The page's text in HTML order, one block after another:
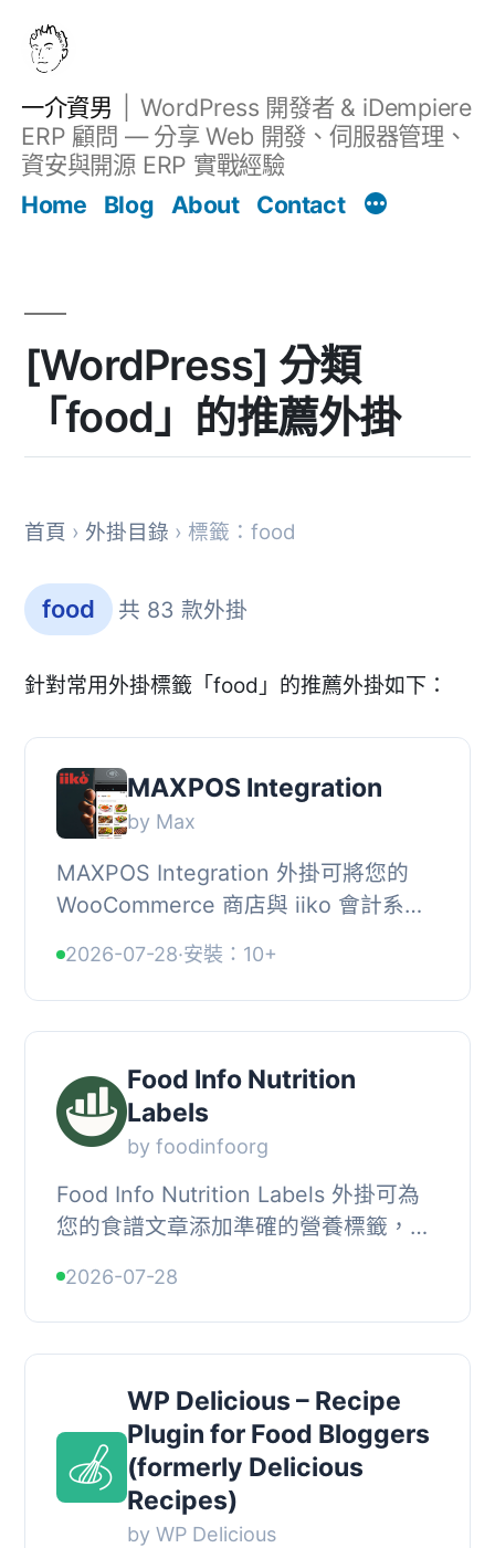
一介資男
WordPress 開發者 & iDempiere
ERP 顧問 — 分享 Web 開發、伺服器管理、
資安與開源 ERP 實戰經驗
Home
Blog About Contact
[WordPress] 分類
「food」的推薦外掛
首頁 › 外掛目錄 › 標籤：food
food 共 83 款外掛
針對常用外掛標籤「food」的推薦外掛如下：
MAXPOS Integration
by Max
MAXPOS Integration 外掛可將您的
WooCommerce 商店與 iiko 會計系統
送至餐廳 POS 系統，提升訂單處理效
率。, , 【主要功...
2026-07-28·安裝：10+
Food Info Nutrition
Labels
by foodinfoorg
Food Info Nutrition Labels 外掛可為
您的食譜文章添加準確的營養標籤，根
算，幫助讀者了解食物的營養成分。, ,
【主要功...
2026-07-28
WP Delicious – Recipe
Plugin for Food Bloggers
(formerly Delicious
Recipes)
by WP Delicious
文章 Filter